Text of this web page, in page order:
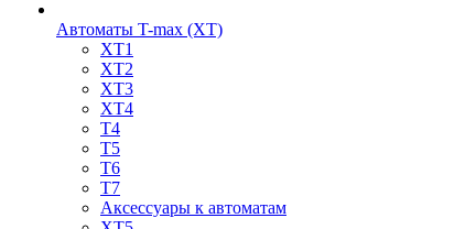
Автоматы T-max (XT)
XT1
XT2
XT3
XT4
T4
T5
T6
T7
Аксессуары к автоматам